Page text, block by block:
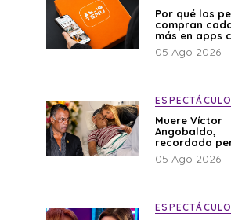
Por qué los
compran
más en apps
05 Ago 2026
Muere Víctor
Angobaldo,
recordado
de la
expareja de
05 Ago 2026